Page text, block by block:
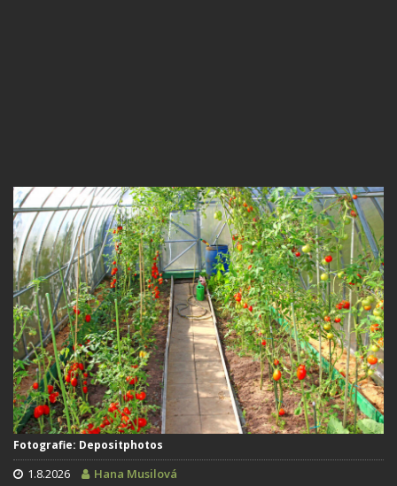
Fotografie: Depositphotos
1.8.2026 Hana Musilová